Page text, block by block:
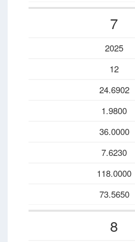
7
2025
12
24.6902
1.9800
36.0000
7.6230
118.0000
73.5650
8